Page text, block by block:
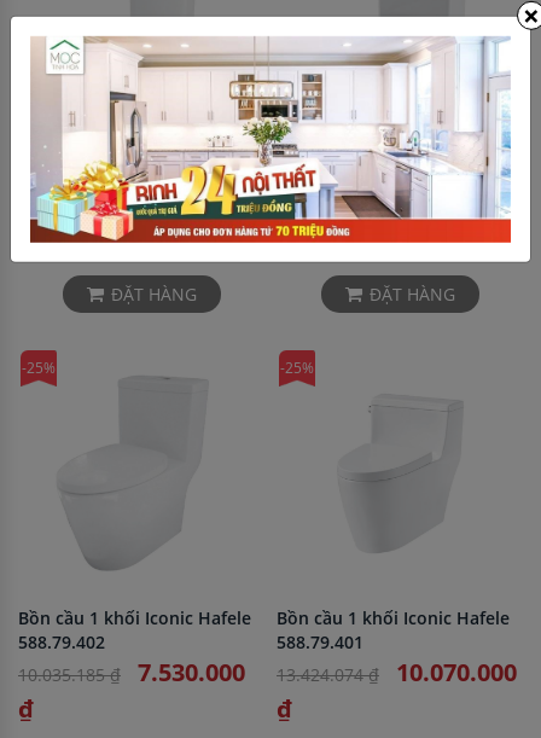
Bồn cầu 2 khối Compact
Hafele 588.79.405
6.863.636 ₫
5.150.000 ₫
ĐẶT HÀNG
Bồn cầu 2 khối Compact
Hafele 588.79.404
7.642.593 ₫
5.730.000 ₫
ĐẶT HÀNG
-25%
Bồn cầu 1 khối Iconic Hafele
588.79.402
10.035.185 ₫
7.530.000
₫
-25%
Bồn cầu 1 khối Iconic Hafele
588.79.401
13.424.074 ₫
10.070.000
₫
×